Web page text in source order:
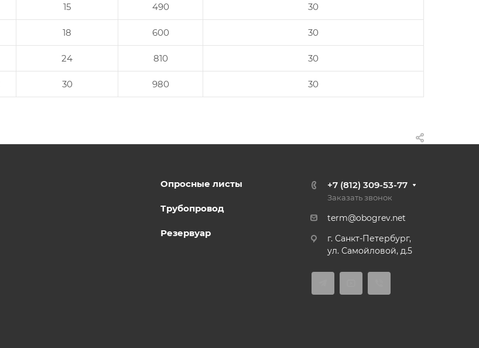
15 490 30
18 600 30
24 810 30
30 980 30
Опросные листы
Трубопровод
Резервуар
+7 (812) 309-53-77
Заказать звонок
term@obogrev.net
г. Санкт-Петербург,
ул. Самойловой, д.5